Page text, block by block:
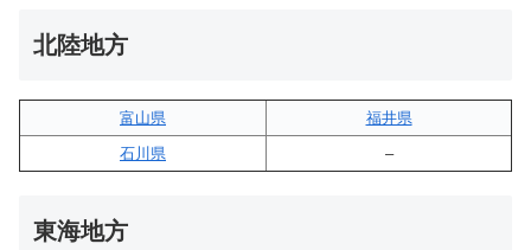
北陸地方
富山県
福井県
石川県
–
東海地方